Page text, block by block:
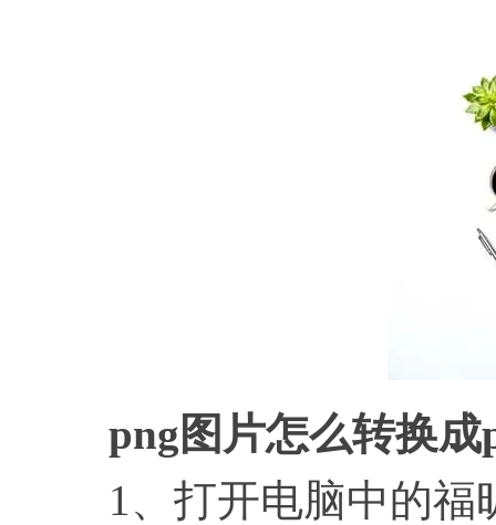
png图片怎么转换
1、打开电脑中的福昕